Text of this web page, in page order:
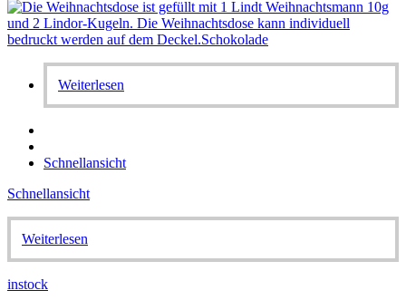
Weiterlesen
Schnellansicht
Schnellansicht
Weiterlesen
instock